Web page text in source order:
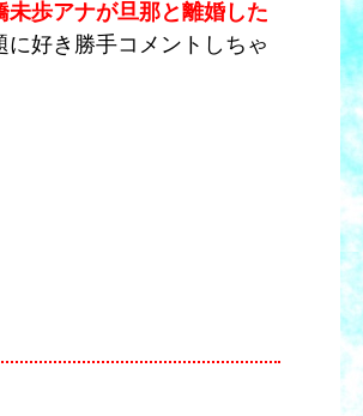
未歩アナが旦那と離婚した
に好き勝手コメントしちゃ